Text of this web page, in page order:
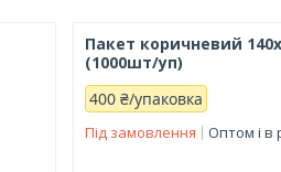
Пакет коричневий
(1000шт/уп)
400 ₴/упаковка
Під замовлення Оптом і в